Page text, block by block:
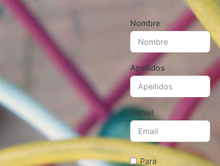
Nombre
Apellidos
E-mail
Para